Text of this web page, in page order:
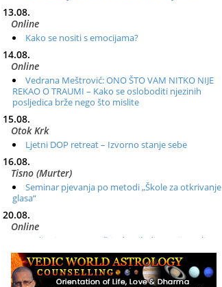
13.08.
Online
Kako se nositi s emocijama?
14.08.
Online
Vedrana Meštrović: ONO ŠTO VAM NITKO NIJE
REKAO O TRAUMI – Kako se osloboditi njezinih
posljedica brže nego što mislite
15.08.
Otok Krk
Ljetni DOP retreat – Izvorno stanje sebe
16.08.
Tisno (Murter)
Seminar pjevanja po metodi „Škole za otkrivanje
glasa“
20.08.
Online
Radionica: Pomagači iz drugih dimenzija Online –
otvoreno za sve
21.08.
Zagreb+Online